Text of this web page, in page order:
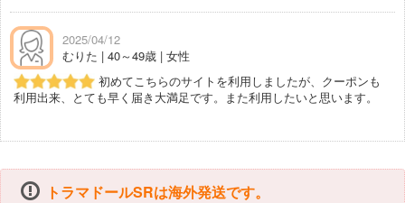
2025/04/12
むりた | 40～49歳 | 女性
初めてこちらのサイトを利用しましたが、クーポンも
利用出来、とても早く届き大満足です。また利用したいと思います。
トラマドールSRは海外発送です。